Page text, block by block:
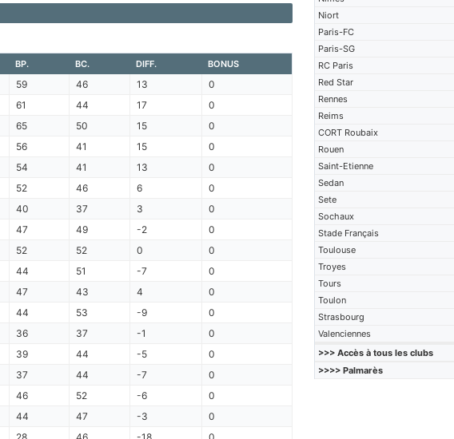
Niort
Paris-FC
Paris-SG
RC Paris
Red Star
Rennes
Reims
CORT Roubaix
Rouen
Saint-Etienne
Sedan
Sete
Sochaux
Stade Français
Toulouse
Troyes
Tours
Toulon
Strasbourg
Valenciennes
>>> Accès à tous les clubs
>>>> Palmarès
BP. BC. DIFF. BONUS
59 46 13
0
61 44 17
0
65 50 15
0
56 41 15
0
54 41 13
0
52 46 6
0
40 37 3
0
47 49 -2
0
52 52 0
0
44 51 -7
0
47 43 4
0
44 53 -9
0
36 37 -1
0
39 44 -5
0
37 44 -7
0
46 52 -6
0
44 47 -3
0